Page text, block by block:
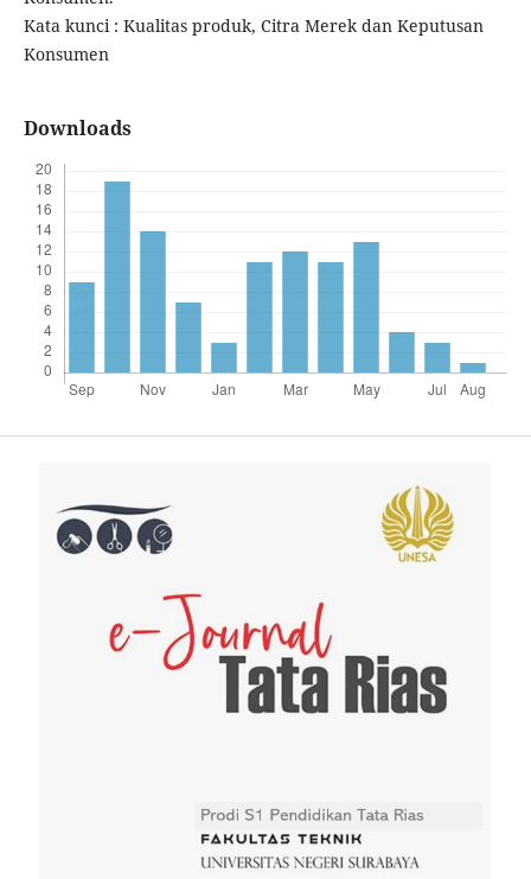
Kata kunci : Kualitas produk, Citra Merek dan Keputusan
Konsumen
Downloads